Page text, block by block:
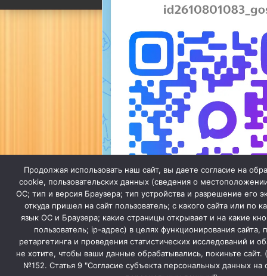
Мы в МАХ
Продолжая использовать наш сайт, вы даете согласие на
cookie, пользовательских данных (сведения о
ОС; тип и версия Браузера; тип устройства и разрешение его
откуда пришел на сайт пользователь; с какого сайта или по
язык ОС и Браузера; какие страницы открывает и на какие
пользователь; ip-адрес) в целях функционирования сайта,
ретаргетинга и проведения статистических исследований и
не хотите, чтобы ваши данные обрабатывались, покиньте
№152. Статья 9 "Согласие субъекта персональных данных на